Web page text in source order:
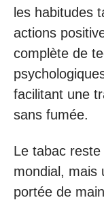
les habitudes
actions
complète de
facilitant une
sans fumée.
Le tabac
mondial, mais
portée de